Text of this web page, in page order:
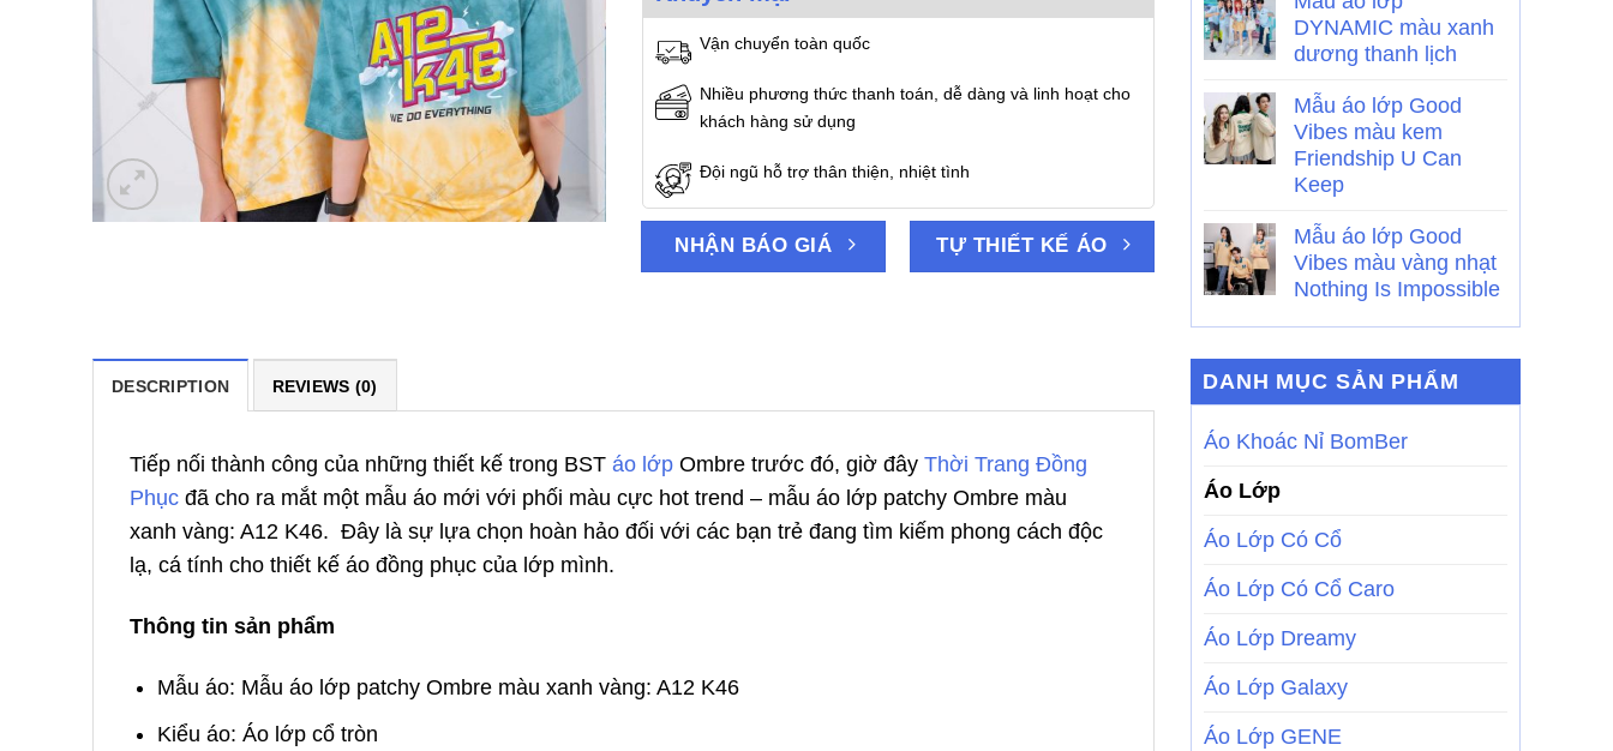
Vận chuyển toàn quốc
Nhiều phương thức thanh toán, dễ dàng và linh hoạt cho
khách hàng sử dụng
Đội ngũ hỗ trợ thân thiện, nhiệt tình
NHẬN BÁO GIÁ TỰ THIẾT KẾ ÁO
DESCRIPTION REVIEWS (0)
Tiếp nối thành công của những thiết kế trong BST áo lớp Ombre trước đó, giờ đây Thời Trang Đồng
Phục đã cho ra mắt một mẫu áo mới với phối màu cực hot trend – mẫu áo lớp patchy Ombre màu
xanh vàng: A12 K46. Đây là sự lựa chọn hoàn hảo đối với các bạn trẻ đang tìm kiếm phong cách độc
lạ, cá tính cho thiết kế áo đồng phục của lớp mình.
Thông tin sản phẩm
Mẫu áo: Mẫu áo lớp patchy Ombre màu xanh vàng: A12 K46
Kiểu áo: Áo lớp cổ tròn
DYNAMIC màu xanh
dương thanh lịch
Mẫu áo lớp Good
Vibes màu kem
Friendship U Can
Keep
Mẫu áo lớp Good
Vibes màu vàng nhạt
Nothing Is Impossible
DANH MỤC SẢN PHẨM
Áo Khoác Nỉ BomBer
Áo Lớp
Áo Lớp Có Cổ
Áo Lớp Có Cổ Caro
Áo Lớp Dreamy
Áo Lớp Galaxy
Áo Lớp GENE